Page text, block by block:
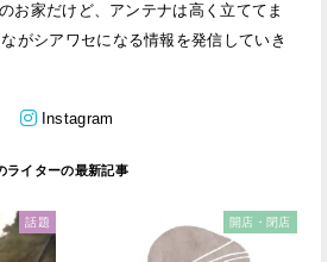
お家だけど、アンテナは高く立ててま
がシアワセになる情報を発信していき
Instagram
話題 開店・閉店